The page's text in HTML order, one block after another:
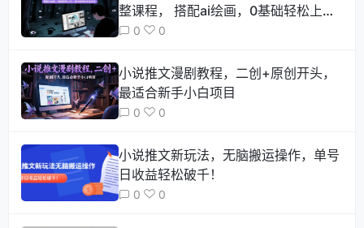
整课程， 搭配ai绘画，0基础轻松上
手，撸分成和伙伴计划
0 0
小说推文漫剧教程，二创+原创开头，
最适合新手小白项目
0 0
小说推文新玩法，无脑搬运操作，单号
日收益轻松破千！
0 0